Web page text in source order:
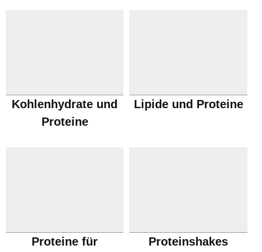
Kohlenhydrate und
Proteine
Lipide und Proteine
Proteine für
Proteinshakes